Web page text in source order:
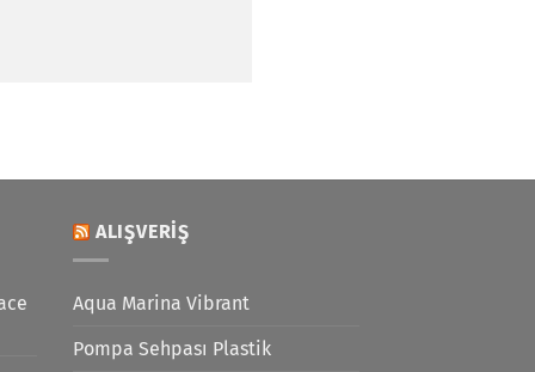
ALIŞVERIŞ
Aqua Marina Vibrant
Pompa Sehpası Plastik